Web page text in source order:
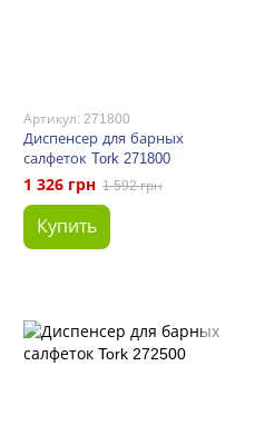
Артикул: 271800
Диспенсер для барных
салфеток Tork 271800
1 326 грн 1 592 грн
Купить